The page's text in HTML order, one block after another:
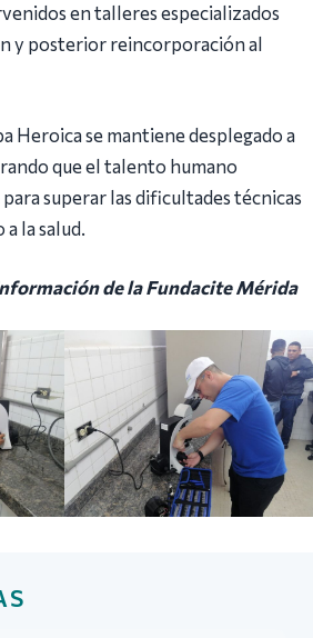
en talleres especializados
y posterior reincorporación al
Heroica se mantiene desplegado a
que el talento humano
superar las dificultades técnicas
la salud.
de la Fundacite Mérida